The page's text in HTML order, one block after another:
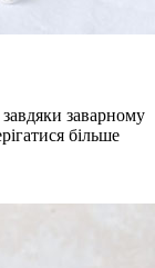
заварному
більше